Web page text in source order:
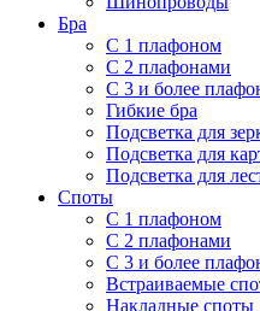
Бра
С 1 плафоном
С 2 плафонами
С 3 и более
Гибкие бра
Подсветка для
Подсветка для
Подсветка для
Споты
С 1 плафоном
С 2 плафонами
С 3 и более
Встраиваемые
Накладные споты